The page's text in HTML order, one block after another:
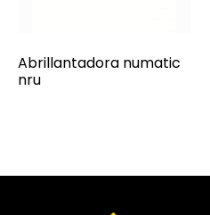
Abrillantadora numatic
nru